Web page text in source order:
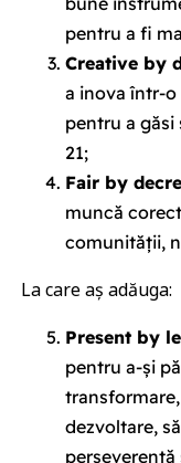
pentru a fi
Creative by
a inova într-
pentru a
21;
Fair by
muncă
comunității,
La care aș adăuga:
Present by
pentru a-și
dezvoltare,